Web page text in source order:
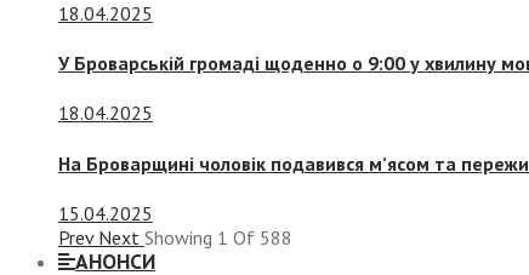
18.04.2025
У Броварській громаді щоденно о 9:00 у хвилину
18.04.2025
На Броварщині чоловік подавився м’ясом та
15.04.2025
Prev Next Showing 1 Of 588
АНОНСИ